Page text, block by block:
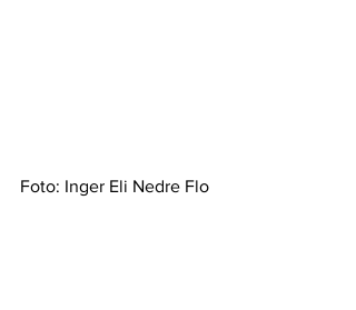
Foto: Inger Eli Nedre Flo